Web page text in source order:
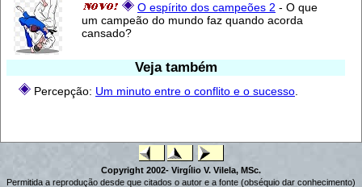
O espírito dos campeões 2 - O que
um campeão do mundo faz quando acorda
cansado?
Veja também
Percepção: Um minuto entre o conflito e o sucesso
Copyright 2002- Virgílio V. Vilela, MSc.
Permitida a reprodução desde que citados o autor e a fonte (obséquio dar conhecimento)